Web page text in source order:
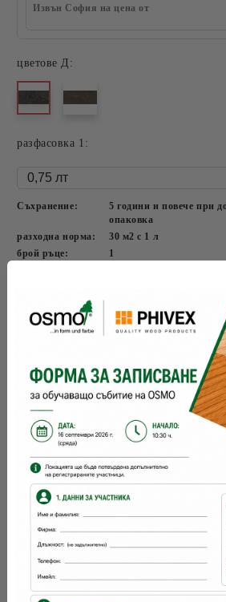
Извън София на цена от
цветове Д:
разфасовка 1:
Съхранение:
5 години и повече при
опаковка
разходна норма:
30 м2 с 1 л
брой ръце:
1
Марка: